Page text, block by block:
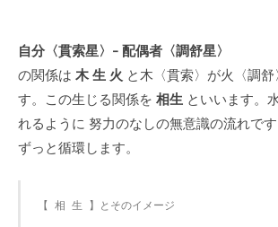
自分〈貫索星〉- 配偶者〈調舒星〉
の関係は 木 生 火 と木〈貫索〉が火〈調
す。この生じる関係を 相生 といいます。
れるように 努力のなしの無意識の流れで
ずっと循環します。
【 相 生 】とそのイメージ